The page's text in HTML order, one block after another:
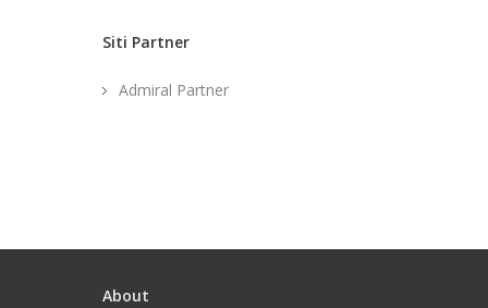
Siti Partner
Admiral Partner
About